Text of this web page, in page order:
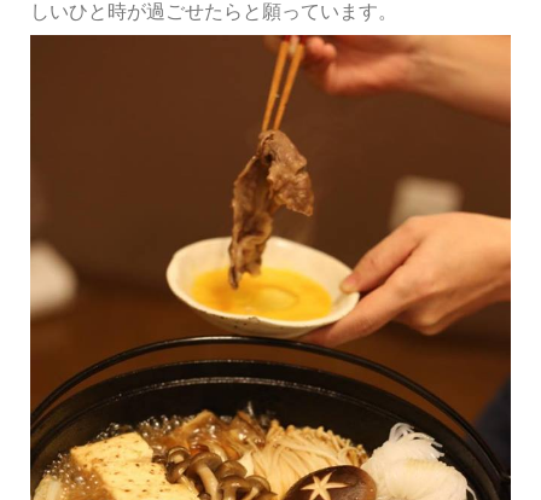
しいひと時が過ごせたらと願っています。